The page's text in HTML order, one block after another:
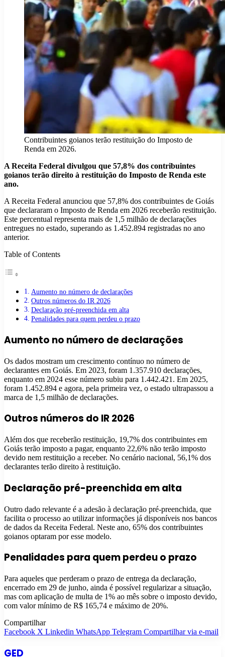
Contribuintes goianos terão restituição do Imposto de
Renda em 2026.
A Receita Federal divulgou que 57,8% dos contribuintes
goianos terão direito à restituição do Imposto de Renda este
ano.
A Receita Federal anunciou que 57,8% dos contribuintes de Goiás
que declararam o Imposto de Renda em 2026 receberão restituição.
Este percentual representa mais de 1,5 milhão de declarações
entregues no estado, superando as 1.452.894 registradas no ano
anterior.
Table of Contents
Aumento no número de declarações
Outros números do IR 2026
Declaração pré-preenchida em alta
Penalidades para quem perdeu o prazo
Aumento no número de declarações
Os dados mostram um crescimento contínuo no número de
declarantes em Goiás. Em 2023, foram 1.357.910 declarações,
enquanto em 2024 esse número subiu para 1.442.421. Em 2025,
foram 1.452.894 e agora, pela primeira vez, o estado ultrapassou a
marca de 1,5 milhão de declarações.
Outros números do IR 2026
Além dos que receberão restituição, 19,7% dos contribuintes em
Goiás terão imposto a pagar, enquanto 22,6% não terão imposto
devido nem restituição a receber. No cenário nacional, 56,1% dos
declarantes terão direito à restituição.
Declaração pré-preenchida em alta
Outro dado relevante é a adesão à declaração pré-preenchida, que
facilita o processo ao utilizar informações já disponíveis nos bancos
de dados da Receita Federal. Neste ano, 65% dos contribuintes
goianos optaram por esse modelo.
Penalidades para quem perdeu o prazo
Para aqueles que perderam o prazo de entrega da declaração,
encerrado em 29 de junho, ainda é possível regularizar a situação,
mas com aplicação de multa de 1% ao mês sobre o imposto devido,
com valor mínimo de R$ 165,74 e máximo de 20%.
Compartilhar
Facebook X Linkedin WhatsApp Telegram Compartilhar via e-mail
GED